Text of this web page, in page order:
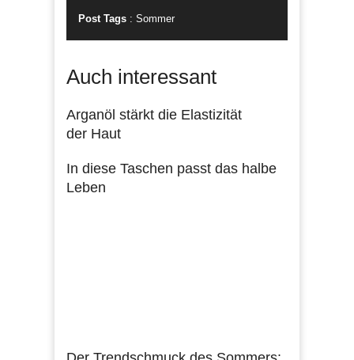
Post Tags : Sommer
Auch interessant
Arganöl stärkt die Elastizität
der Haut
In diese Taschen passt das halbe
Leben